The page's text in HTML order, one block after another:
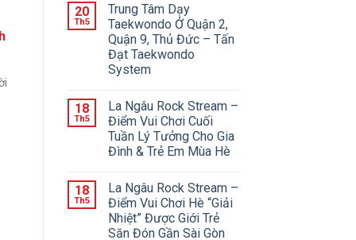
20
Th5
Trung Tâm Dạy
Taekwondo Ở Quận 2,
Quận 9, Thủ Đức – Tấn
Đạt Taekwondo
System
18
Th5
La Ngâu Rock Stream –
Điểm Vui Chơi Cuối
Tuần Lý Tưởng Cho Gia
Đình & Trẻ Em Mùa Hè
18
Th5
La Ngâu Rock Stream –
Điểm Vui Chơi Hè “Giải
Nhiệt” Được Giới Trẻ
Săn Đón Gần Sài Gòn